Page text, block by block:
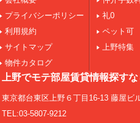
プライバシーポリシー
利用規約
サイトマップ
物件カタログ
礼0
ペット可
上野特集
上野でモテ部屋賃貸情報探す
東京都台東区上野６丁目16-13 藤屋ビ
TEL:03-5807-9212